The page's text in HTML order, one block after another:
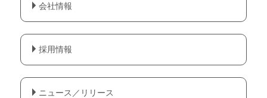
会社情報
採用情報
ニュース／リリース